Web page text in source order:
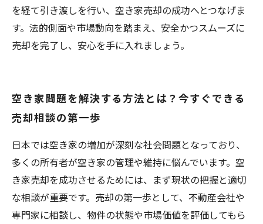
を経て引き渡しを行い、空き家売却の成功へとつなげま
す。法的側面や市場動向を踏まえ、安全かつスムーズに
売却を完了し、安心を手に入れましょう。
空き家問題を解決する方法とは？今すぐできる
売却相談の第一歩
日本では空き家の増加が深刻な社会問題となっており、
多くの所有者が空き家の管理や維持に悩んでいます。空
き家売却を成功させるためには、まず現状の把握と適切
な相談が重要です。売却の第一歩として、不動産会社や
専門家に相談し、物件の状態や市場価値を評価してもら